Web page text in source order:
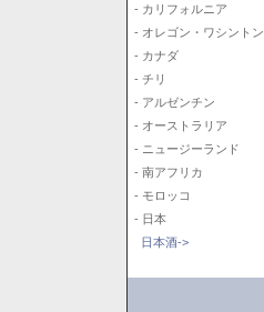
- カリフォルニア
- オレゴン・ワシントン
- カナダ
- チリ
- アルゼンチン
- オーストラリア
- ニュージーランド
- 南アフリカ
- モロッコ
- 日本
日本酒->